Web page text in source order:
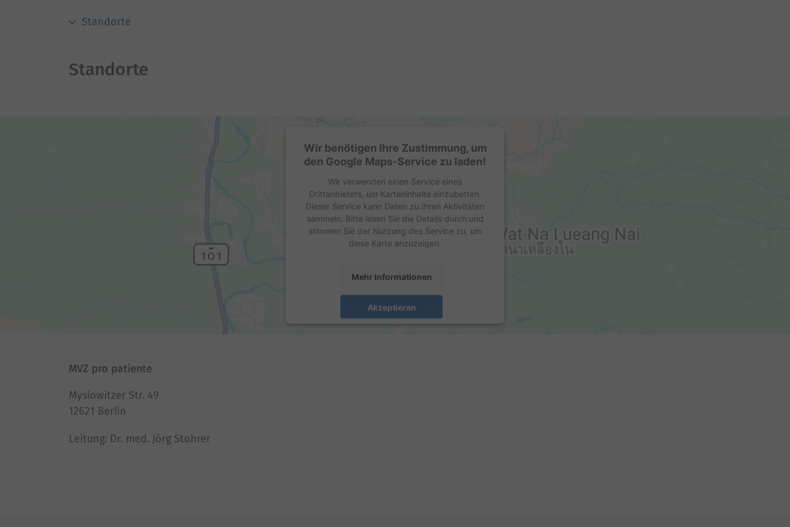
Standorte
Standorte
Wir benötigen Ihre Zustimmung, um
den Google Maps-Service zu laden!
Wir verwenden einen Service eines
Drittanbieters, um Karteninhalte einzubetten.
Dieser Service kann Daten zu Ihren Aktivitäten
sammeln. Bitte lesen Sie die Details durch und
stimmen Sie der Nutzung des Service zu, um
diese Karte anzuzeigen.
Mehr Informationen
Akzeptieren
MVZ pro patiente
Myslowitzer Str. 49
12621 Berlin
Leitung: Dr. med. Jörg Stohrer